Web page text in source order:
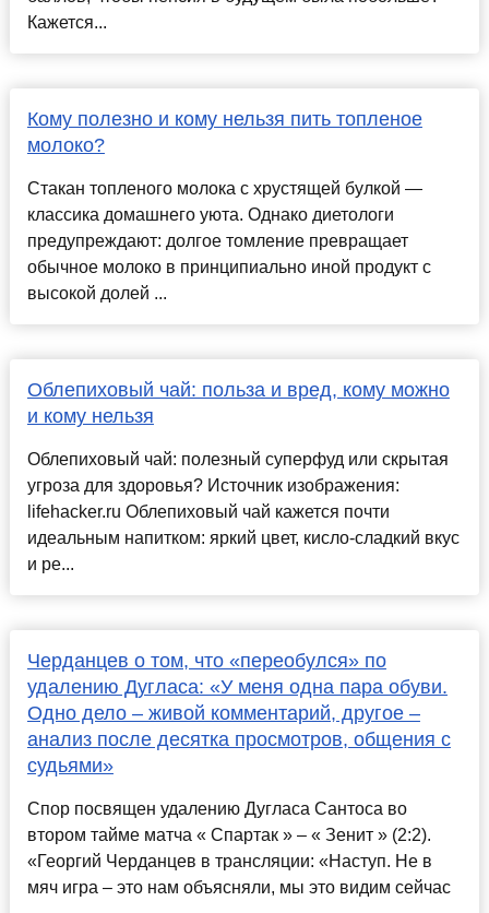
Кажется...
Кому полезно и кому нельзя пить топленое
молоко?
Стакан топленого молока с хрустящей булкой —
классика домашнего уюта. Однако диетологи
предупреждают: долгое томление превращает
обычное молоко в принципиально иной продукт с
высокой долей ...
Облепиховый чай: польза и вред, кому можно
и кому нельзя
Облепиховый чай: полезный суперфуд или скрытая
угроза для здоровья? Источник изображения:
lifehacker.ru Облепиховый чай кажется почти
идеальным напитком: яркий цвет, кисло-сладкий вкус
и ре...
Черданцев о том, что «переобулся» по
удалению Дугласа: «У меня одна пара обуви.
Одно дело – живой комментарий, другое –
анализ после десятка просмотров, общения с
судьями»
Спор посвящен удалению Дугласа Сантоса во
втором тайме матча « Спартак » – « Зенит » (2:2).
«Георгий Черданцев в трансляции: «Наступ. Не в
мяч игра – это нам объясняли, мы это видим сейчас